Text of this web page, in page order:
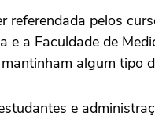
referendada pelos
e a Faculdade de
algum tipo
e